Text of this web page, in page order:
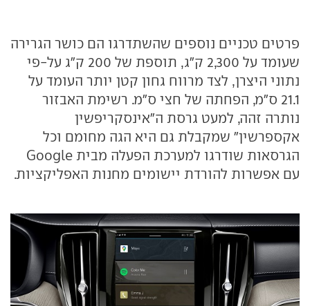
פרטים טכניים נוספים שהשתדרגו הם כושר הגרירה
שעומד על 2,300 ק"ג, תוספת של 200 ק"ג על-פי
נתוני היצרן, לצד מרווח גחון קטן יותר העומד על
21.1 ס"מ, הפחתה של חצי ס"מ. רשימת האבזור
נותרה זהה, למעט גרסת ה"אינסקריפשין
אקספרשין" שמקבלת גם היא הגה מחומם וכל
הגרסאות שודרגו למערכת הפעלה מבית Google
עם אפשרות להורדת יישומים מחנות האפליקציות.